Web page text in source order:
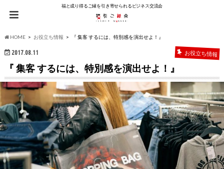
福と成り得るご縁を引き寄せられるビジネス交流会
HOME お役立ち情報 『 集客 するには、特別感を演出せよ！』
2017.08.11 お役立ち情報
『 集客 するには、特別感を演出せよ！』